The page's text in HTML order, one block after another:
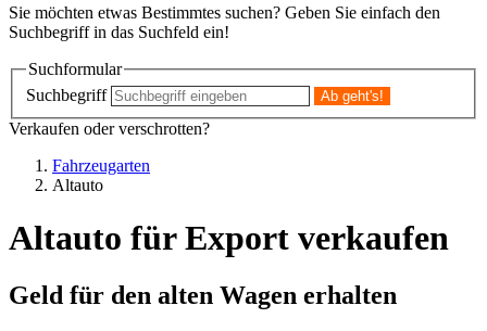
Sie möchten etwas Bestimmtes suchen? Geben Sie einfach den
Suchbegriff in das Suchfeld ein!
Suchformular
Suchbegriff
Verkaufen oder verschrotten?
Fahrzeugarten
Altauto
Altauto für Export verkaufen
Geld für den alten Wagen erhalten